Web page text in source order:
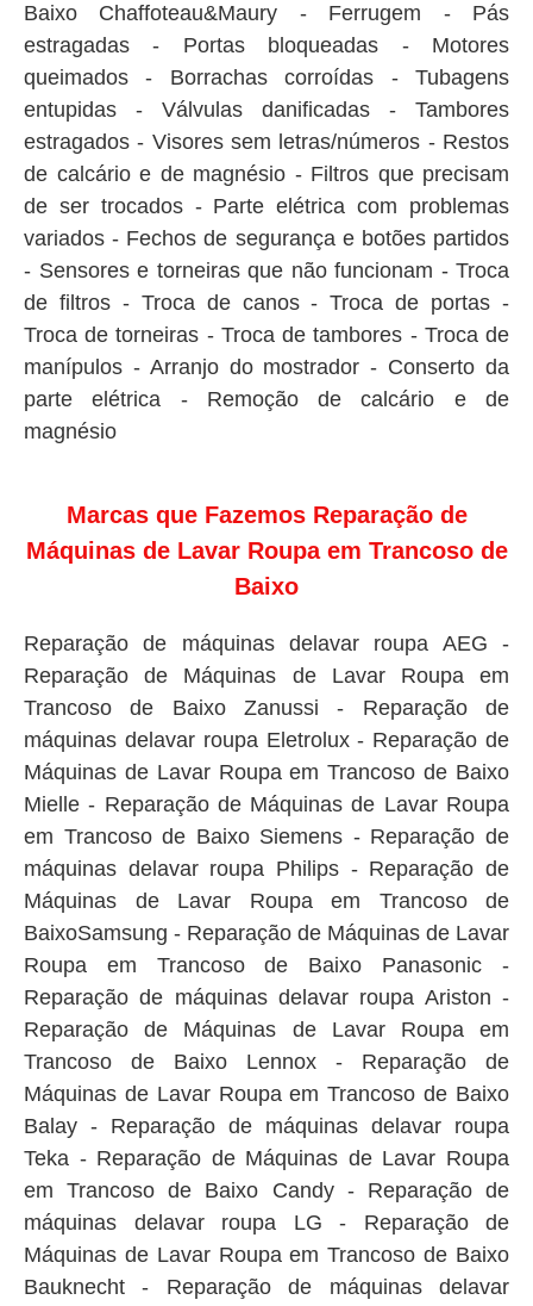
Baixo Chaffoteau&Maury - Ferrugem - Pás
estragadas - Portas bloqueadas - Motores
queimados - Borrachas corroídas - Tubagens
entupidas - Válvulas danificadas - Tambores
estragados - Visores sem letras/números - Restos
de calcário e de magnésio - Filtros que precisam
de ser trocados - Parte elétrica com problemas
variados - Fechos de segurança e botões partidos
- Sensores e torneiras que não funcionam - Troca
de filtros - Troca de canos - Troca de portas -
Troca de torneiras - Troca de tambores - Troca de
manípulos - Arranjo do mostrador - Conserto da
parte elétrica - Remoção de calcário e de
magnésio
Marcas que Fazemos Reparação de
Máquinas de Lavar Roupa em Trancoso de
Baixo
Reparação de máquinas delavar roupa AEG -
Reparação de Máquinas de Lavar Roupa em
Trancoso de Baixo Zanussi - Reparação de
máquinas delavar roupa Eletrolux - Reparação de
Máquinas de Lavar Roupa em Trancoso de Baixo
Mielle - Reparação de Máquinas de Lavar Roupa
em Trancoso de Baixo Siemens - Reparação de
máquinas delavar roupa Philips - Reparação de
Máquinas de Lavar Roupa em Trancoso de
BaixoSamsung - Reparação de Máquinas de Lavar
Roupa em Trancoso de Baixo Panasonic -
Reparação de máquinas delavar roupa Ariston -
Reparação de Máquinas de Lavar Roupa em
Trancoso de Baixo Lennox - Reparação de
Máquinas de Lavar Roupa em Trancoso de Baixo
Balay - Reparação de máquinas delavar roupa
Teka - Reparação de Máquinas de Lavar Roupa
em Trancoso de Baixo Candy - Reparação de
máquinas delavar roupa LG - Reparação de
Máquinas de Lavar Roupa em Trancoso de Baixo
Bauknecht - Reparação de máquinas delavar